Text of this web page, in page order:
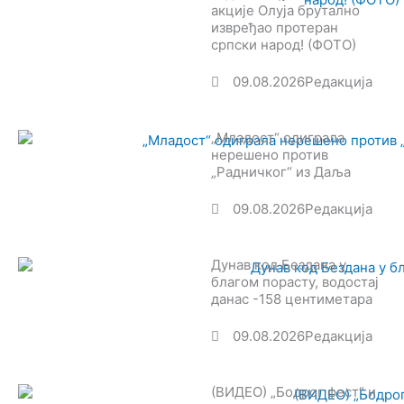
акције Олуја брутално
извређао протеран
српски народ! (ФОТО)
09.08.2026Редакција
„Младост“ одиграла
нерешено против
„Радничког“ из Даља
09.08.2026Редакција
Дунав код Бездана у
благом порасту, водостај
данас -158 центиметара
09.08.2026Редакција
(ВИДЕО) „Бодрог фест“ и